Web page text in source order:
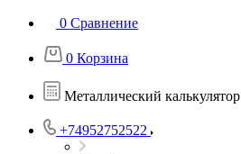
0 Сравнение
0 Корзина
Металлический калькулятор
+74952752522